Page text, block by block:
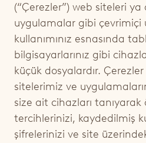
DELUXE ODA
JUNIOR SÜİT
SÜİT
JAKUZİ SÜİT
MAĞARA
SPLENDID SÜİT
NAHITA
NAHİTA LOUNGE
SEKI
SEKI LOUNGE
ŞARAP
KEŞFET
ARGOS SPA
HAVUZLAR
ARGOS GYM
KEŞFET
ARGOS
KAPADOKYA
ETKİNLİKLER
MEKÂNLAR VE
(“Çerezler”) web siteleri
uygulamalar gibi çevrimiçi
kullanımınız esnasında
bilgisayarlarınız gibi
küçük dosyalardır.
sitelerimiz ve
size ait cihazları
tercihlerinizi, kaydedilmiş
şifrelerinizi ve site